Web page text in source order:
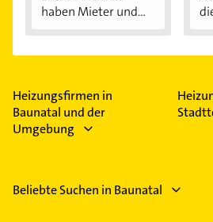
haben Mieter und...
Heizungsfirmen in
Baunatal und der
Umgebung
Beliebte Suchen in Baunatal